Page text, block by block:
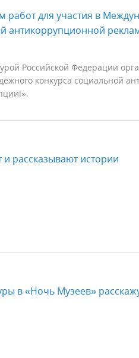
работ для участия в
антикоррупционной
Российской Федерации
конкурса социальной
рассказывают истории
в «Ночь Музеев»